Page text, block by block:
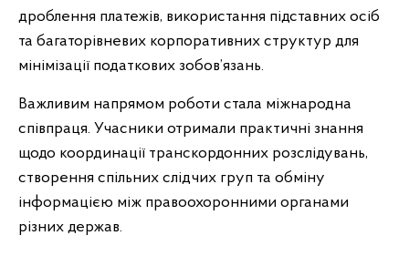
дроблення платежів, використання підставних осіб
та багаторівневих корпоративних структур для
мінімізації податкових зобов’язань.
Важливим напрямом роботи стала міжнародна
співпраця. Учасники отримали практичні знання
щодо координації транскордонних розслідувань,
створення спільних слідчих груп та обміну
інформацією між правоохоронними органами
різних держав.